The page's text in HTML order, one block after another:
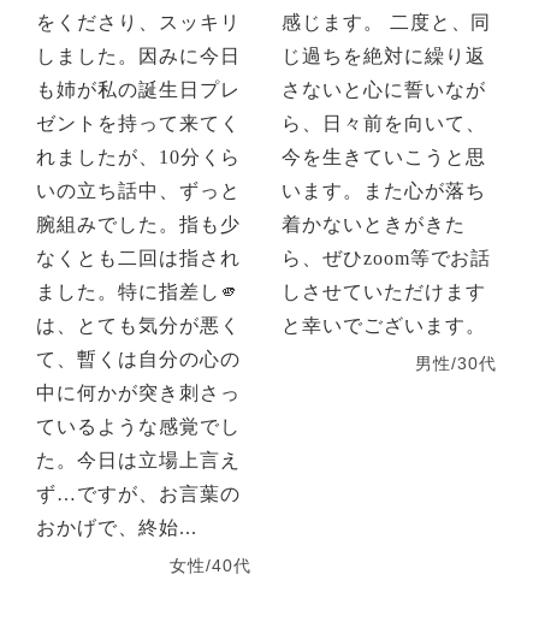
をくださり、スッキリ
しました。因みに今日
も姉が私の誕生日プレ
ゼントを持って来てく
れましたが、10分くら
いの立ち話中、ずっと
腕組みでした。指も少
なくとも二回は指され
ました。特に指差し🫵
は、とても気分が悪く
て、暫くは自分の心の
中に何かが突き刺さっ
ているような感覚でし
た。今日は立場上言え
ず…ですが、お言葉の
おかげで、終始...
女性/40代
感じます。 二度と、同
じ過ちを絶対に繰り返
さないと心に誓いなが
ら、日々前を向いて、
今を生きていこうと思
います。また心が落ち
着かないときがきた
ら、ぜひzoom等でお話
しさせていただけます
と幸いでございます。
男性/30代